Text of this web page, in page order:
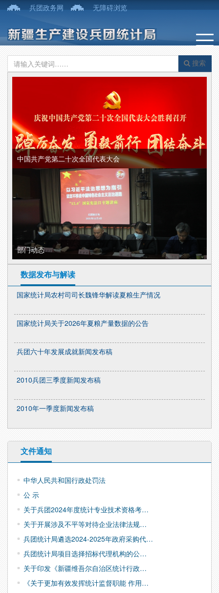
兵团政务网 无障碍浏览
搜索
中国共产党第二十次全国代表大会
部门动态
数据发布与解读
国家统计局农村司司长魏锋华解读夏粮生产情况
国家统计局关于2026年夏粮产量数据的公告
兵团六十年发展成就新闻发布稿
2010兵团三季度新闻发布稿
2010年一季度新闻发布稿
文件通知
中华人民共和国行政处罚法
公 示
关于兵团2024年度统计专业技术资格考…
关于开展涉及不平等对待企业法律法规…
兵团统计局遴选2024-2025年政府采购代…
兵团统计局项目选择招标代理机构的公…
关于印发《新疆维吾尔自治区统计行政…
《关于更加有效发挥统计监督职能 作用…